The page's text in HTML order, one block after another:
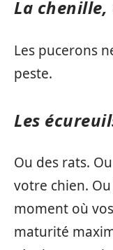
La
Les pucerons
peste.
Les
Ou des rats.
votre chien. Ou
moment où
maturité